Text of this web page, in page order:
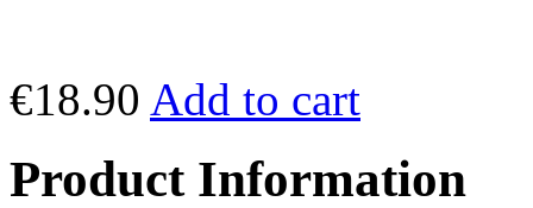
€18.90 Add to cart
Product Information